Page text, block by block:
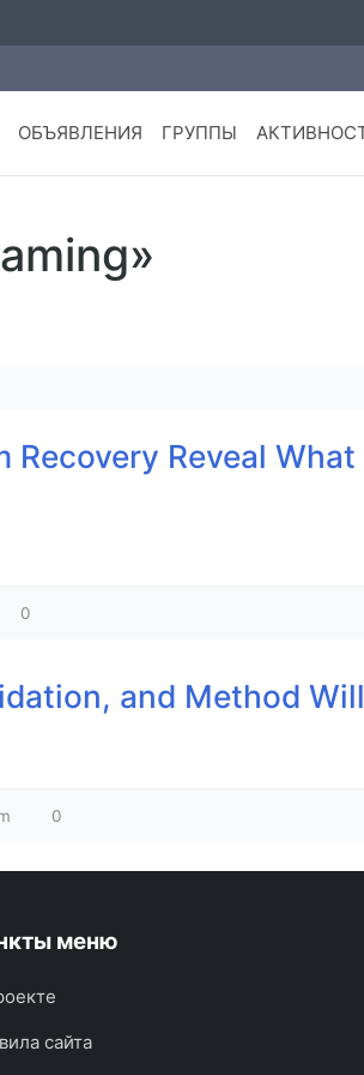
ОБЪЯВЛЕНИЯ ГРУППЫ
Recovery Reveal
0
and Method
0
меню
сайта